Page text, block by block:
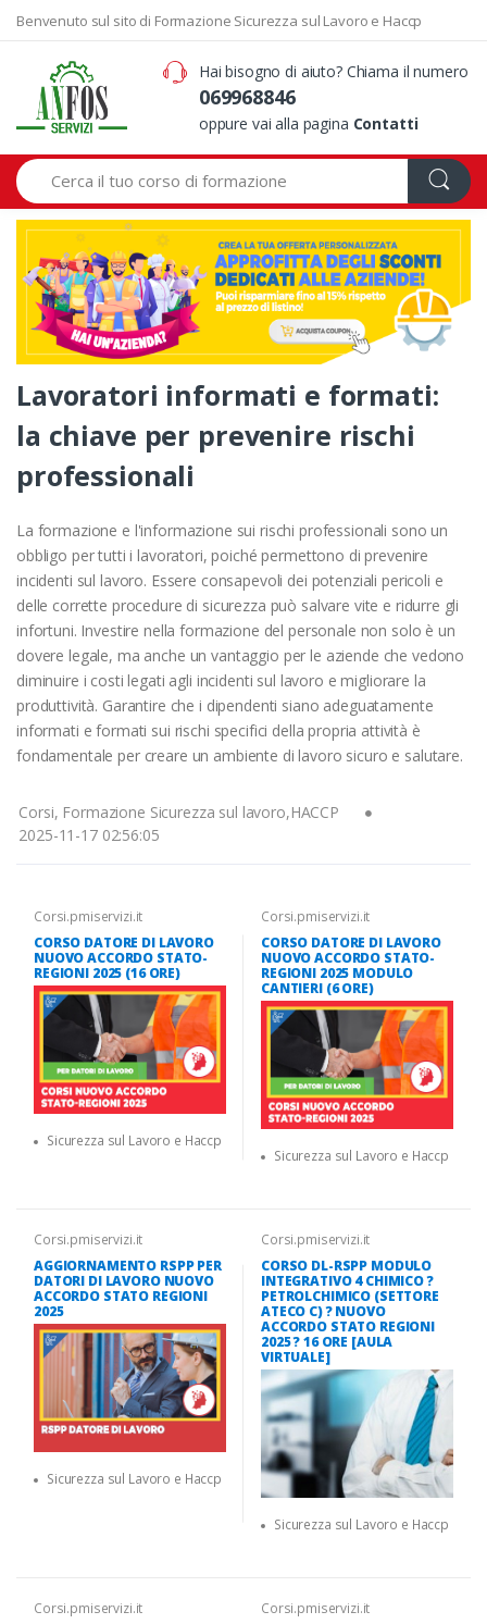
Benvenuto sul sito di Formazione Sicurezza sul Lavoro e Haccp
Hai bisogno di aiuto? Chiama il numero
069968846
oppure vai alla pagina Contatti
Search
Lavoratori informati e formati:
la chiave per prevenire rischi
professionali
La formazione e l'informazione sui rischi professionali sono un
obbligo per tutti i lavoratori, poiché permettono di prevenire
incidenti sul lavoro. Essere consapevoli dei potenziali pericoli e
delle corrette procedure di sicurezza può salvare vite e ridurre gli
infortuni. Investire nella formazione del personale non solo è un
dovere legale, ma anche un vantaggio per le aziende che vedono
diminuire i costi legati agli incidenti sul lavoro e migliorare la
produttività. Garantire che i dipendenti siano adeguatamente
informati e formati sui rischi specifici della propria attività è
fondamentale per creare un ambiente di lavoro sicuro e salutare.
Corsi, Formazione Sicurezza sul lavoro,HACCP
2025-11-17 02:56:05
Corsi.pmiservizi.it
CORSO DATORE DI LAVORO
NUOVO ACCORDO STATO-
REGIONI 2025 (16 ORE)
Sicurezza sul Lavoro e Haccp
Corsi.pmiservizi.it
CORSO DATORE DI LAVORO
NUOVO ACCORDO STATO-
REGIONI 2025 MODULO
CANTIERI (6 ORE)
Sicurezza sul Lavoro e Haccp
Corsi.pmiservizi.it
AGGIORNAMENTO RSPP PER
DATORI DI LAVORO NUOVO
ACCORDO STATO REGIONI
2025
Sicurezza sul Lavoro e Haccp
Corsi.pmiservizi.it
CORSO DL-RSPP MODULO
INTEGRATIVO 4 CHIMICO ?
PETROLCHIMICO (SETTORE
ATECO C) ? NUOVO
ACCORDO STATO REGIONI
2025 ? 16 ORE [AULA
VIRTUALE]
Sicurezza sul Lavoro e Haccp
Corsi.pmiservizi.it
Corsi.pmiservizi.it